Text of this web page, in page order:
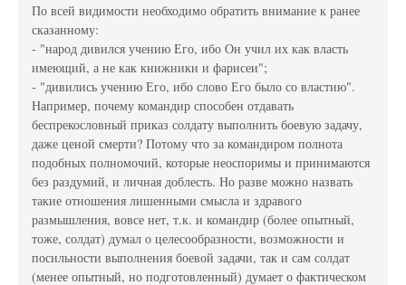
По всей видимости необходимо обратить внимание к ранее
сказанному:
- "народ дивился учению Его, ибо Он учил их как власть
имеющий, а не как книжники и фарисеи";
- "дивились учению Его, ибо слово Его было со властию".
Например, почему командир способен отдавать
беспрекословный приказ солдату выполнить боевую задачу,
даже ценой смерти? Потому что за командиром полнота
подобных полномочий, которые неоспоримы и принимаются
без раздумий, и личная доблесть. Но разве можно назвать
такие отношения лишенными смысла и здравого
размышления, вовсе нет, т.к. и командир (более опытный,
тоже, солдат) думал о целесообразности, возможности и
посильности выполнения боевой задачи, так и сам солдат
(менее опытный, но подготовленный) думает о фактическом